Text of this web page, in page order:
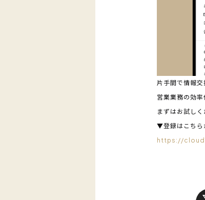
片手間で情報交
営業業務の効
まずはお試しく
▼登録はこちら
https://